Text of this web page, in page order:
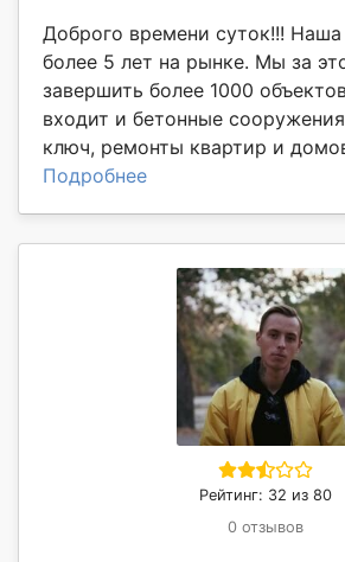
Доброго времени суток!!!
более 5 лет на рынке. Мы за
завершить более 1000
входит и бетонные
ключ, ремонты квартир и
Подробнее
Рейтинг: 32 из 80
0 отзывов